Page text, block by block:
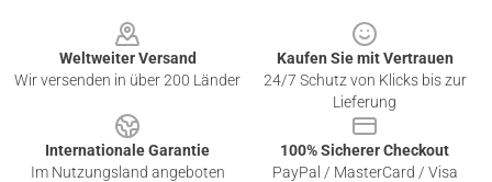
Weltweiter Versand
Wir versenden in über 200 Länder
Kaufen Sie mit Vertrauen
24/7 Schutz von Klicks bis zur
Lieferung
Internationale Garantie
Im Nutzungsland angeboten
100% Sicherer Checkout
PayPal / MasterCard / Visa